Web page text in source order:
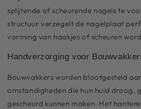
splijtende of scheurende nagels te
structuur verzegelt de nagelplaat
vorming van haakjes of scheuren
Handverzorging voor
Bouwvakkers worden blootgesteld
omstandigheden die hun huid droog,
gescheurd kunnen maken. Het